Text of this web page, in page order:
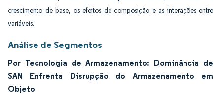
crescimento de base, os efeitos de composição e as interações entre
variáveis.
Análise de Segmentos
Por Tecnologia de Armazenamento: Dominância de
SAN Enfrenta Disrupção do Armazenamento em
Objeto